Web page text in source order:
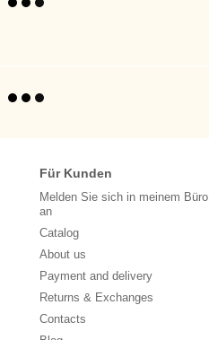
Für Kunden
Melden Sie sich in meinem Büro
an
Catalog
About us
Payment and delivery
Returns & Exchanges
Contacts